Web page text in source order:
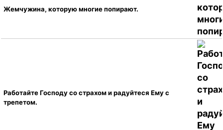
Жемчужина, которую многие попирают.
Работайте Господу со страхом и радуйтеся Ему с
трепетом.